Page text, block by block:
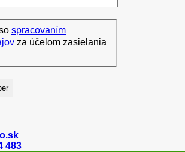
spracovaním
za účelom zasielania
483